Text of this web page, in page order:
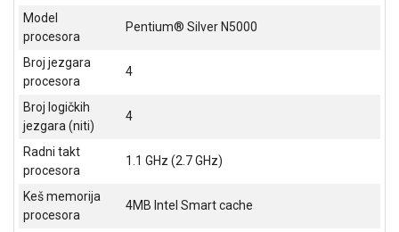
FOTOAPARATI
I KAMERE
GPS
VIDEO
NADZOR I
SIGURNOSNA
SOFTWARE
Model
procesora
Pentium® Silver N5000
Broj jezgara
procesora
4
Broj logičkih
jezgara (niti)
4
Radni takt
procesora
1.1 GHz (2.7 GHz)
Keš memorija
procesora
4MB Intel Smart cache